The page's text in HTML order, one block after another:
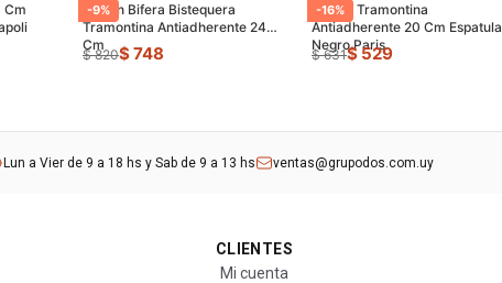
Cm
-9%
Sarten Bifera Bistequera
Tramontina Antiadherente 24
Cm
$ 820$ 748
-16%
Sarten Tramontina
Antiadherente 20 Cm Espatula
Negro Paris
$ 631$ 529
Lun a Vier de 9 a 18 hs y Sab de 9 a 13 hs ventas@grupodos.com.uy
CLIENTES
Mi cuenta